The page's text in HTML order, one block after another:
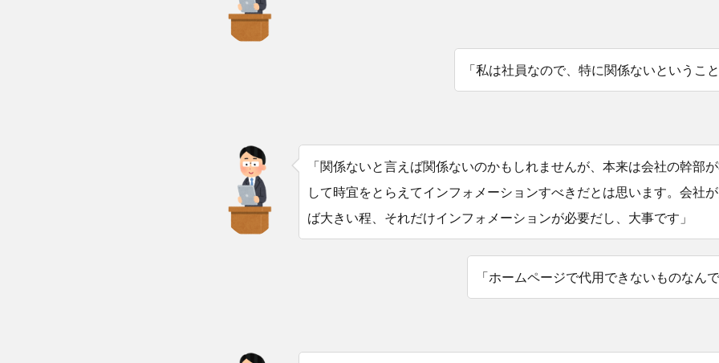
「私は社員なので、特に関係ないというこ
「関係ないと言えば関係ないのかもしれませんが、本来は会社の幹部
して時宜をとらえてインフォメーションすべきだとは思います。会社
ば大きい程、それだけインフォメーションが必要だし、大事です」
「ホームページで代用できないものなん